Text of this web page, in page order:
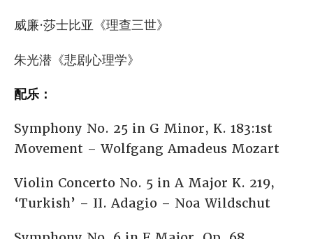
威廉·莎士比亚《理查三世》
朱光潜《悲剧心理学》
配乐：
Symphony No. 25 in G Minor, K. 183:1st
Movement – Wolfgang Amadeus Mozart
Violin Concerto No. 5 in A Major K. 219,
‘Turkish’ – II. Adagio – Noa Wildschut